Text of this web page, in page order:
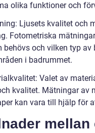
olika funktioner och
Ljusets kvalitet och
Fotometriska
behövs och vilken typ
i badrummet.
Valet av
kvalitet. Mätningar av
kan vara till hjälp för
mellan